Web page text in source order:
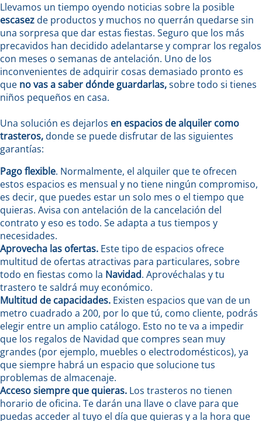
Llevamos un tiempo oyendo noticias sobre la posible
escasez de productos y muchos no querrán quedarse sin
una sorpresa que dar estas fiestas. Seguro que los más
precavidos han decidido adelantarse y comprar los regalos
con meses o semanas de antelación. Uno de los
inconvenientes de adquirir cosas demasiado pronto es
que no vas a saber dónde guardarlas,sobre todo si tienes
niños pequeños en casa.
Una solución es dejarlos en espacios de alquiler como
trasteros, donde se puede disfrutar de las siguientes
garantías:
Pago flexible. Normalmente, el alquiler que te ofrecen
estos espacios es mensual y no tiene ningún compromiso,
es decir, que puedes estar un solo mes o el tiempo que
quieras. Avisa con antelación de la cancelación del
contrato y eso es todo. Se adapta a tus tiempos y
necesidades.
Aprovecha las ofertas. Este tipo de espacios ofrece
multitud de ofertas atractivas para particulares, sobre
todo en fiestas como la Navidad. Aprovéchalas y tu
trastero te saldrá muy económico.
Multitud de capacidades. Existen espacios que van de un
metro cuadrado a 200, por lo que tú, como cliente, podrás
elegir entre un amplio catálogo. Esto no te va a impedir
que los regalos de Navidad que compres sean muy
grandes (por ejemplo, muebles o electrodomésticos), ya
que siempre habrá un espacio que solucione tus
problemas de almacenaje.
Acceso siempre que quieras. Los trasteros no tienen
horario de oficina. Te darán una llave o clave para que
puedas acceder al tuyo el día que quieras y a la hora que